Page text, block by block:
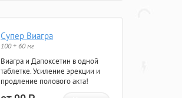
Супер Виагра
100 + 60 мг
Виагра и Дапоксетин в одной
таблетке. Усиление эрекции и
продление полового акта!